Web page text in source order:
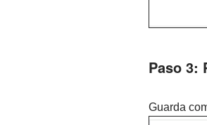
Paso 3:
Guarda